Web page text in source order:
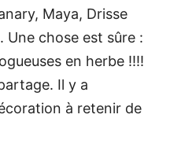
Maya, Drisse
Une chose est sûre :
en herbe !!!!
Il y a
à retenir de